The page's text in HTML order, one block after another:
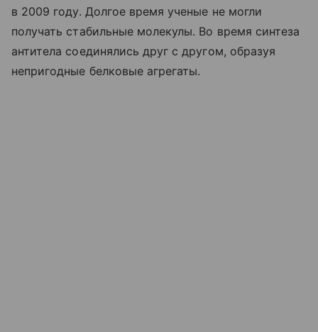
в 2009 году. Долгое время ученые не могли
получать стабильные молекулы. Во время синтеза
антитела соединялись друг с другом, образуя
непригодные белковые агрегаты.